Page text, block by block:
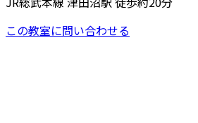
この教室に問い合わせる